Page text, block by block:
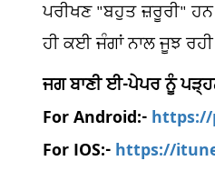
ਪਰੀਖਣ "ਬਹੁਤ ਜ਼ਰੂਰੀ"
ਹੀ ਕਈ ਜੰਗਾਂ ਨਾਲ ਜੂਝ
ਜਗ ਬਾਣੀ ਈ-ਪੇਪਰ ਨੂੰ
For Android:-https://
For IOS:-https://